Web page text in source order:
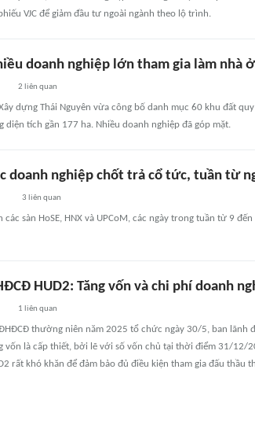
VJC để giảm đầu tư ngoài ngành theo lộ trình.
doanh nghiệp lớn tham gia làm nhà
2 liên quan
dựng Thái Nguyên vừa công bố danh mục 60 khu đất
diện tích gần 177 ha. Nhiều doanh nghiệp đã góp mặt.
doanh nghiệp chốt trả cổ tức, tuần từ
3 liên quan
các sàn HoSE, HNX và UPCoM, các ngày trong tuần từ 9
HUD2: Tăng vốn và chi phí doanh
1 liên quan
thường niên năm 2025 tổ chức ngày 30/5, ban lãnh
vốn là cấp thiết, bởi lẽ với số vốn chủ tại thời điểm 31/12/
rất khó khăn để đảm bảo đủ điều kiện tham gia đấu thầu